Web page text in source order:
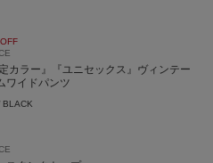
カラー』『ユニセックス』ヴィンテー
ワイドパンツ
BLACK